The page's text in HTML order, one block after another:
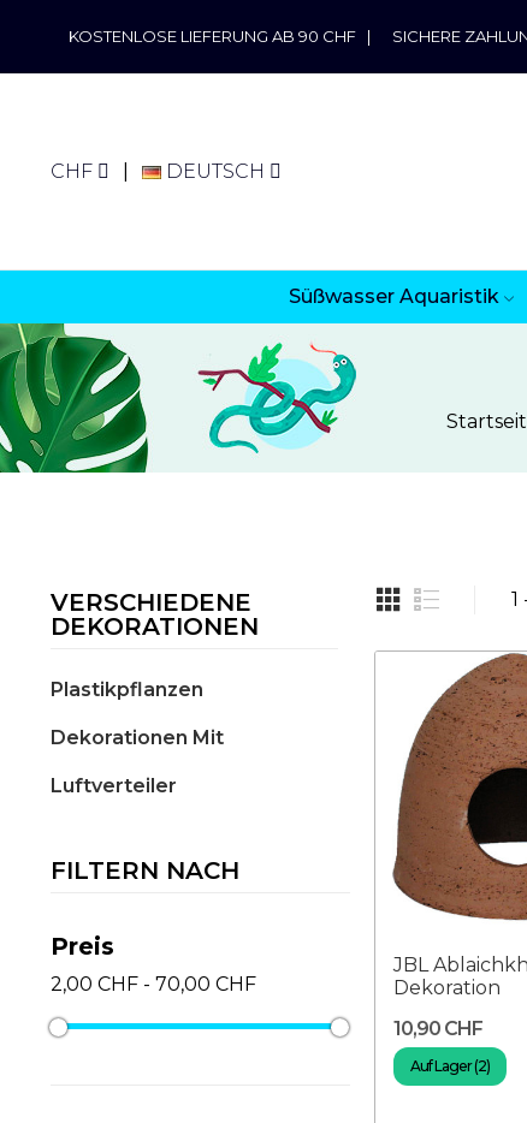
KOSTENLOSE LIEFERUNG AB 90 CHF | SICHERE
CHF DEUTSCH
Süßwasser Aquaristik
VERSCHIEDENE
DEKORATIONEN
Plastikpflanzen
Dekorationen Mit
Luftverteiler
FILTERN NACH
Preis
2,00 CHF - 70,00 CHF
1
JBL
Dekoration
10,90 CHF
Auf Lager (2)